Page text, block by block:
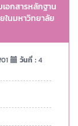
อกสารหลักฐาน
ในมหาวิทยาลัย
วันที่ : 4